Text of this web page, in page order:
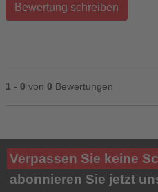
Bewertung schreiben
1 - 0 von 0 Bewertungen
Ihre Bewertung**
★★★★★
Verpassen Sie keine
abonnieren Sie jetzt